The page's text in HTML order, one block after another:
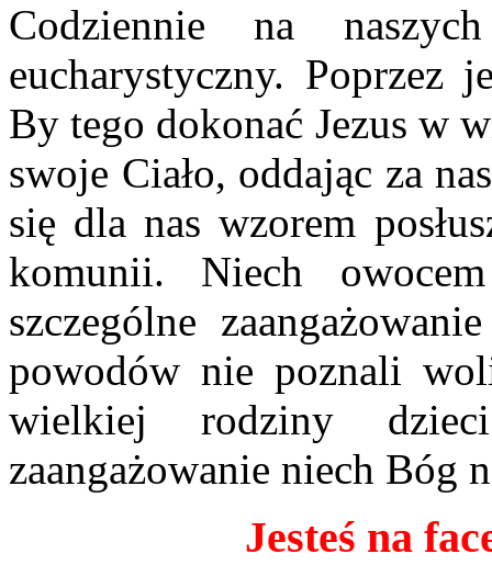
Codziennie na
eucharystyczny. Poprzez
By tego dokonać Jezus w
swoje Ciało, oddając za
się dla nas wzorem
komunii. Niech
szczególne
powodów nie poznali
wielkiej rodziny
zaangażowanie niech Bóg
Jesteś na